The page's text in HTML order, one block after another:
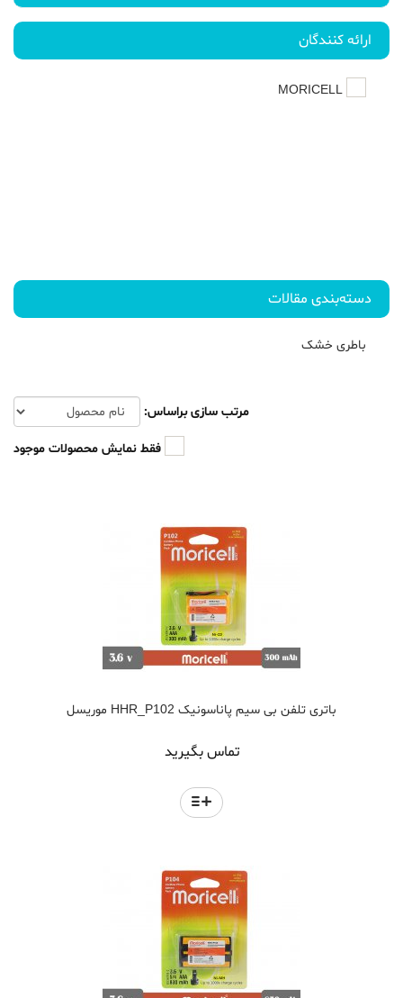
ارائه کنندگان
دسته‌بندی مقالات
باطری خشک
مرتب سازی براساس:
فقط نمایش محصولات موجود
باتری تلفن بی سیم پاناسونیک HHR_P102 موریسل
تماس بگیرید